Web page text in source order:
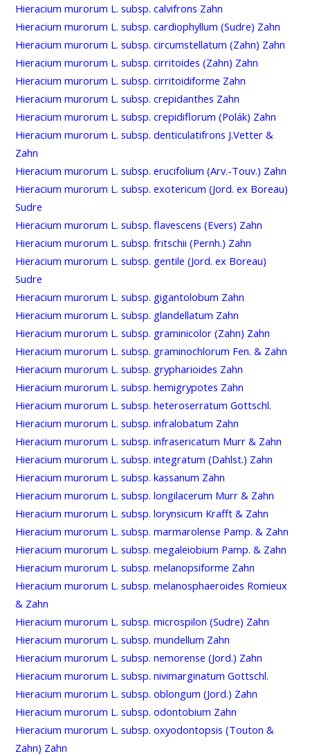
Hieracium murorum L. subsp. calvifrons Zahn
Hieracium murorum L. subsp. cardiophyllum (Sudre) Zahn
Hieracium murorum L. subsp. circumstellatum (Zahn) Zahn
Hieracium murorum L. subsp. cirritoides (Zahn) Zahn
Hieracium murorum L. subsp. cirritoidiforme Zahn
Hieracium murorum L. subsp. crepidanthes Zahn
Hieracium murorum L. subsp. crepidiflorum (Polák) Zahn
Hieracium murorum L. subsp. denticulatifrons J.Vetter &
Zahn
Hieracium murorum L. subsp. erucifolium (Arv.-Touv.) Zahn
Hieracium murorum L. subsp. exotericum (Jord. ex Boreau)
Sudre
Hieracium murorum L. subsp. flavescens (Evers) Zahn
Hieracium murorum L. subsp. fritschii (Pernh.) Zahn
Hieracium murorum L. subsp. gentile (Jord. ex Boreau)
Sudre
Hieracium murorum L. subsp. gigantolobum Zahn
Hieracium murorum L. subsp. glandellatum Zahn
Hieracium murorum L. subsp. graminicolor (Zahn) Zahn
Hieracium murorum L. subsp. graminochlorum Fen. & Zahn
Hieracium murorum L. subsp. grypharioides Zahn
Hieracium murorum L. subsp. hemigrypotes Zahn
Hieracium murorum L. subsp. heteroserratum Gottschl.
Hieracium murorum L. subsp. infralobatum Zahn
Hieracium murorum L. subsp. infrasericatum Murr & Zahn
Hieracium murorum L. subsp. integratum (Dahlst.) Zahn
Hieracium murorum L. subsp. kassanum Zahn
Hieracium murorum L. subsp. longilacerum Murr & Zahn
Hieracium murorum L. subsp. lorynsicum Krafft & Zahn
Hieracium murorum L. subsp. marmarolense Pamp. & Zahn
Hieracium murorum L. subsp. megaleiobium Pamp. & Zahn
Hieracium murorum L. subsp. melanopsiforme Zahn
Hieracium murorum L. subsp. melanosphaeroides Romieux
& Zahn
Hieracium murorum L. subsp. microspilon (Sudre) Zahn
Hieracium murorum L. subsp. mundellum Zahn
Hieracium murorum L. subsp. nemorense (Jord.) Zahn
Hieracium murorum L. subsp. nivimarginatum Gottschl.
Hieracium murorum L. subsp. oblongum (Jord.) Zahn
Hieracium murorum L. subsp. odontobium Zahn
Hieracium murorum L. subsp. oxyodontopsis (Touton &
Zahn) Zahn